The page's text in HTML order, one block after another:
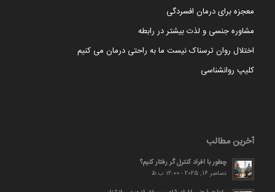
معجزه برای درمان افسردگی
مشاوره جنسی و لذت بیشتر در رابطه
اختلال روان ترسناک نیست ما به راحتی درمان می کنیم
کلیپ روانشناسی
آخرین مطالب
چطور با افراد کنترل گر رفتار کنیم؟
دسامبر 16, 2025 - 12:00 ب.ظ